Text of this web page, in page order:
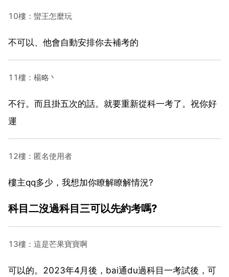
10樓：蠻王怎麼玩
不可以、他會自動安排你去補考的
11樓：楊略丶
不行。而且掛五次的話。就要重新從科一考了。祝你好
運
12樓：匿名使用者
樓主qq多少，我想加你瞭解瞭解情況?
科目二沒過科目三可以先約考嗎?
13樓：這是芒果寶寶啊
可以的。2023年4月後，bai通du過科目一考試後，可